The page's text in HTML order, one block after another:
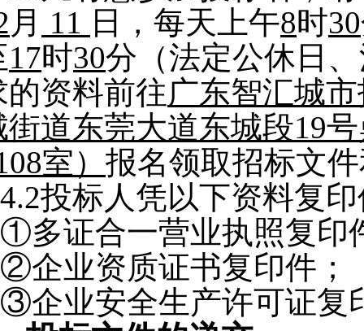
月 11 日，每天上午8时30
17时30分（法定公休日、
的资料前往广东智汇城
街道东莞大道东城段19
室） 报名领取招标文
4.2投标人凭以下资料复
①多证合一营业执照复印
②企业资质证书复印件；
③企业安全生产许可证复